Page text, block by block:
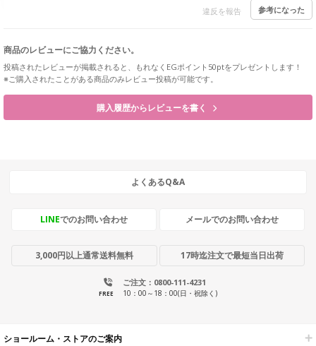
違反を報告 参考になった
商品のレビューにご協力ください。
投稿されたレビューが掲載されると、もれなくEGポイント50ptをプレゼントします！
※ご購入されたことがある商品のみレビュー投稿が可能です。
購入履歴からレビューを書く
よくあるQ&A
LINEでのお問い合わせ メールでのお問い合わせ
3,000円以上通常送料無料 17時迄注文で最短当日出荷
ご注文：0800-111-4231
FREE 10：00～18：00(日・祝除く)
ショールーム・ストアのご案内